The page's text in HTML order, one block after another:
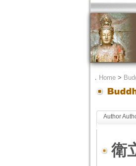
． Home>
Author
衛